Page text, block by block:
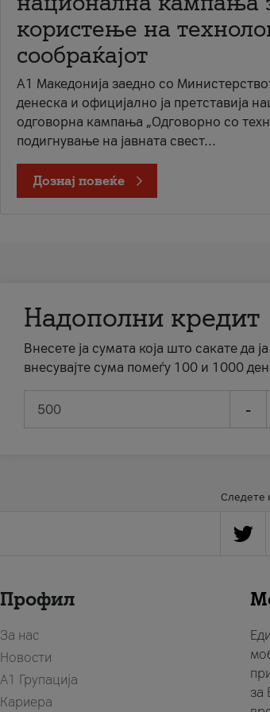
користење на
сообраќајот
A1 Македонија заедно со
денеска и официјално ја претставија
одговорна кампања „Одговорно со
подигнување на јавната свест...
Дознај повеќе
Надополни кредит
Внесете ја сумата која што сакате да
внесувајте сума помеѓу 100 и 1000
-
Следете
Профил
За нас
Новости
А1 Групација
Кариера
за